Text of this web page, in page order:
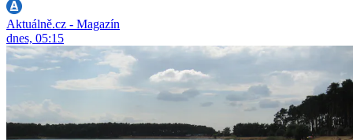
Aktuálně.cz - Magazín
dnes, 05:15